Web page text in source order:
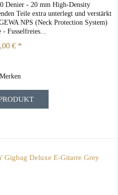
Denier - 20 mm High-Density
Teile extra unterlegt und verstärkt
NPS (Neck Protection System)
Fusselfreies...
€ *
Merken